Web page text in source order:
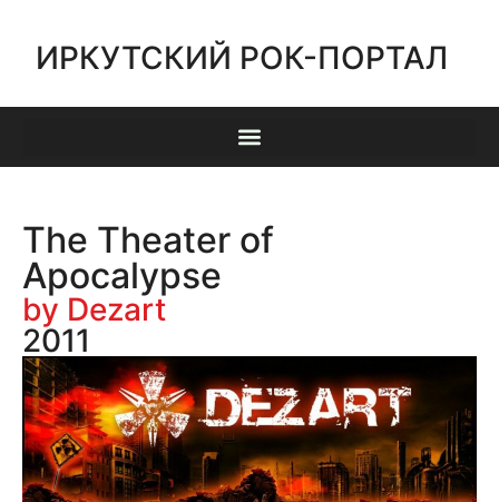
ИРКУТСКИЙ РОК-ПОРТАЛ
The Theater of
Apocalypse
by Dezart
2011